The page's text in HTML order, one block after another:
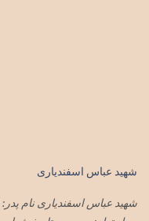
شهید عباس اسفندیاری